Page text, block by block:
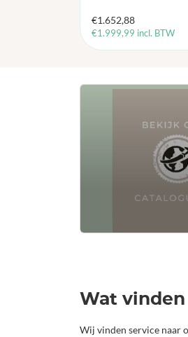
€1.652,88
€1.999,99 incl. BTW
Wat
Wij vinden service naar